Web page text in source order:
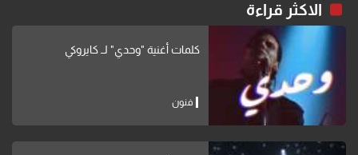
الاكثر قراءة
كلمات أغنية "وحدي" لــ كايروكي
فنون